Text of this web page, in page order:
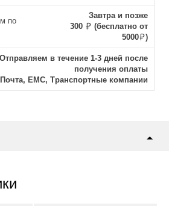
по
Завтра и позже
300
(бесплатно от
5000
)
Отправляем в течение 1-3 дней после
получения оплаты
Почта, ЕМС, Транспортные компании